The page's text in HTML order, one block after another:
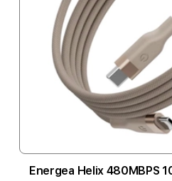
Energea Helix 480MBPS